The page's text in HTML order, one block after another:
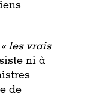
« les vrais
ni à
de